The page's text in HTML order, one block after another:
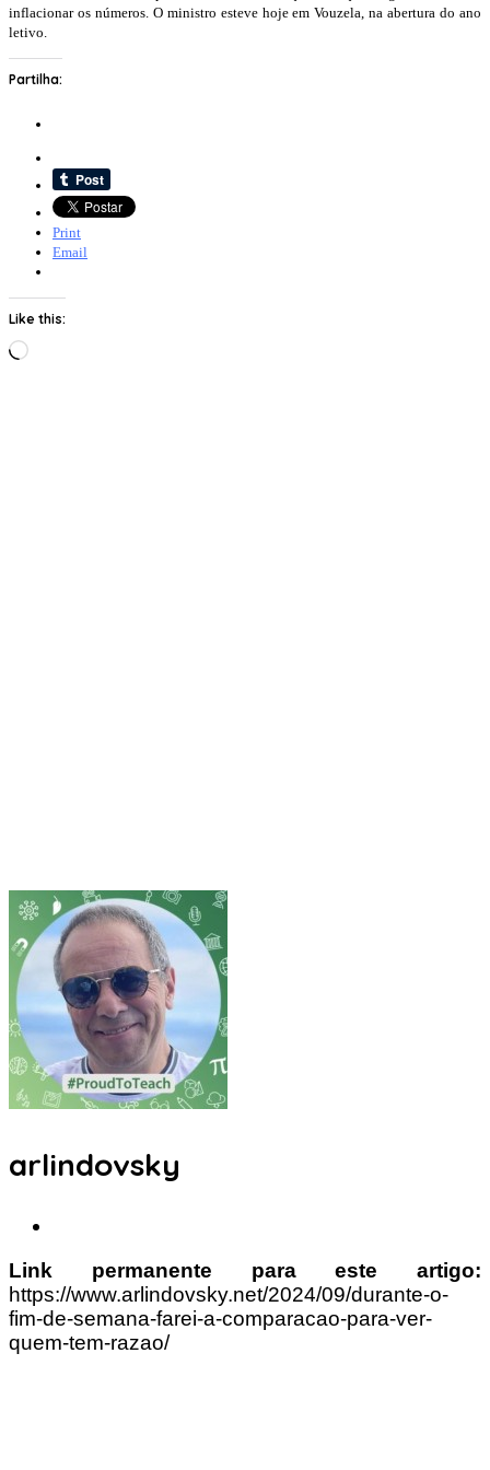
inflacionar os números. O ministro esteve hoje em Vouzela, na abertura do ano
letivo.
Partilha:
Print
Email
Like this:
Loading…
arlindovsky
Link permanente para este artigo:
https://www.arlindovsky.net/2024/09/durante-o-
fim-de-semana-farei-a-comparacao-para-ver-
quem-tem-razao/